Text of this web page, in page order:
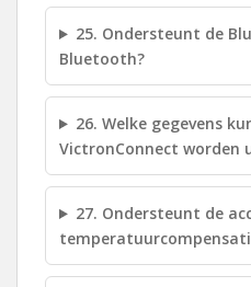
25. Ondersteunt de
Bluetooth?
26. Welke gegevens
VictronConnect worden
27. Ondersteunt de